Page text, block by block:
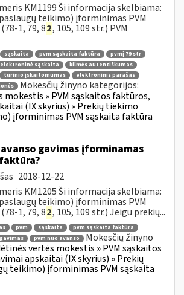
KM1199 Ši informacija skelbiama:
teikimo) įforminimas PVM
1, 79, 82, 105, 109 str.) PVM
sąskaita pvm sąskaita faktūra
pvmį 79 str
elektroninė sąskaita
kilmės autentiškumas
turinio įskaitomumas
elektroninis parašas
Mokesčių žinyno kategorijos:
mokestis » PVM sąskaitos faktūros,
(IX skyrius) » Prekių tiekimo
įforminimas PVM sąskaita faktūra
gavimas įforminamas
2018-12-22
KM1205 Ši informacija skelbiama:
teikimo) įforminimas PVM
1, 79, 82, 105, 109 str.) Jeigu prekių...
pvm sąskaita
pvm sąskaita faktūra
pvm nuo avanso
Mokesčių žinyno
vertės mokestis » PVM sąskaitos
apskaitai (IX skyrius) » Prekių
teikimo) įforminimas PVM sąskaita